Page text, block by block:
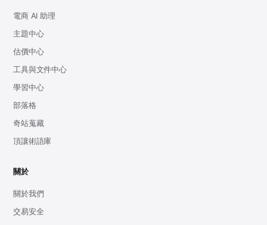
電商 AI 助理
主題中心
估價中心
工具與文件中心
學習中心
部落格
奇站蒐藏
頂讓術語庫
關於
關於我們
交易安全